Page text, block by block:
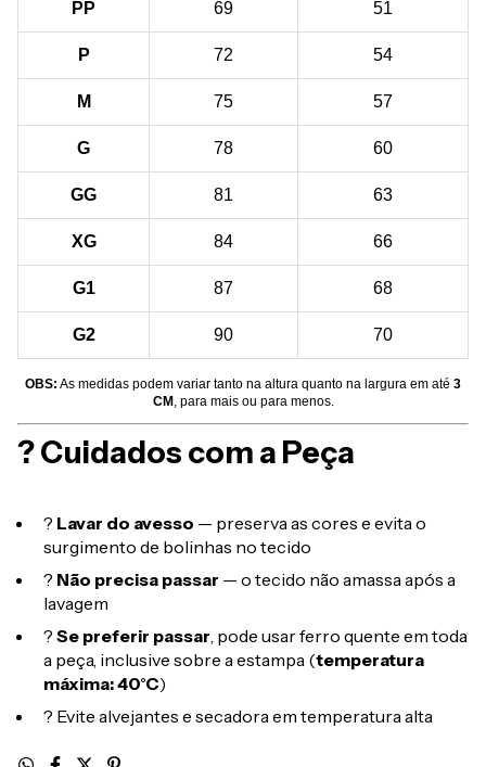
PP 69 51
P 72 54
M 75 57
G 78 60
GG 81 63
XG 84 66
G1 87 68
G2 90 70
OBS: As medidas podem variar tanto na altura quanto na largura em até 3
CM , para mais ou para menos.
? Cuidados com a Peça
? Lavar do avesso — preserva as cores e evita o
surgimento de bolinhas no tecido
? Não precisa passar — o tecido não amassa após a
lavagem
? Se preferir passar, pode usar ferro quente em toda
a peça, inclusive sobre a estampa (temperatura
máxima: 40°C)
? Evite alvejantes e secadora em temperatura alta